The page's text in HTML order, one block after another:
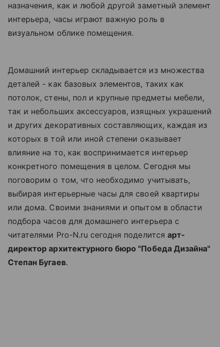
назначения, как и любой другой заметный элемент
интерьера, часы играют важную роль в
визуальном облике помещения.
Домашний интерьер складывается из множества
деталей - как базовых элементов, таких как
потолок, стены, пол и крупные предметы мебели,
так и небольших аксессуаров, изящных украшений
и других декоративных составляющих, каждая из
которых в той или иной степени оказывает
влияние на то, как воспринимается интерьер
конкретного помещения в целом. Сегодня мы
поговорим о том, что необходимо учитывать,
выбирая интерьерные часы для своей квартиры
или дома. Своими знаниями и опытом в области
подбора часов для домашнего интерьера с
читателями Pro-N.ru сегодня поделится арт-
директор архитектурного бюро "Победа Дизайна"
Степан Бугаев.